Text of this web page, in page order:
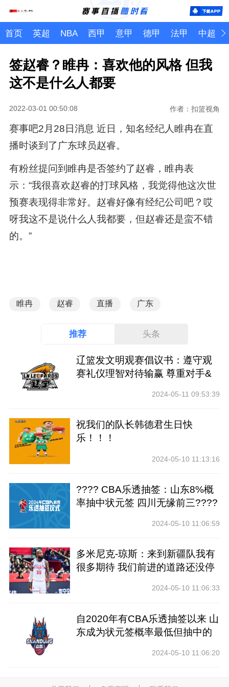
首页 英超 NBA 西甲 意甲 德甲 法甲 中超
签赵睿？睢冉：喜欢他的风格 但我
这不是什么人都要
2022-03-01 00:50:08 作者：扣篮视角
赛事吧2月28日消息 近日，知名经纪人睢冉在直
播时谈到了广东球员赵睿。
有粉丝提问到睢冉是否签约了赵睿，睢冉表
示：“我很喜欢赵睿的打球风格，我觉得他这次世
预赛表现得非常好。赵睿好像有经纪公司吧？哎
呀我这不是说什么人我都要，但赵睿还是蛮不错
的。”
睢冉 赵睿 直播 广东
推荐 头条
辽篮发文明观赛倡议书：遵守观
赛礼仪理智对待输赢 尊重对手&
2024-05-11 09:53:39
祝我们的队长韩德君生日快
乐！！！
2024-05-10 11:13:16
???? CBA乐透抽签：山东8%概
率抽中状元签 四川无缘前三????
2024-05-10 11:06:59
多米尼克-琼斯：来到新疆队我有
很多期待 我们前进的道路还没停
2024-05-10 11:06:33
自2020年有CBA乐透抽签以来 山
东成为状元签概率最低但抽中的
2024-05-10 11:06:20